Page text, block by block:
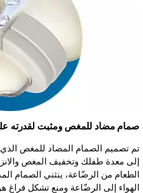
صمام مضاد للمغص ومثبت لقدرته
تم تصميم الصمام المضاد للمغص الذي
إلى معدة طفلك وتخفيف المغص
الطعام من الرضّاعة، ينثني الصمام
الهواء إلى الرضّاعة ومنع تشكل فراغ